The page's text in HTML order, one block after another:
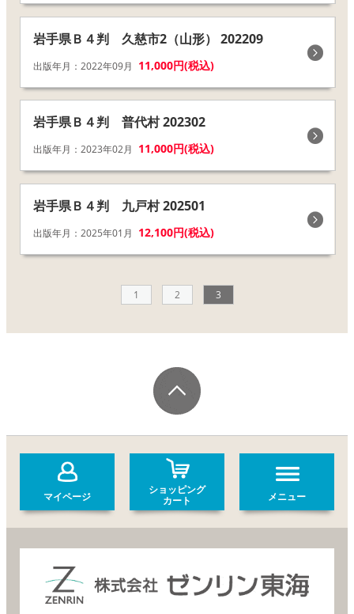
岩手県Ｂ４判 久慈市2（山形） 202209
出版年月：2022年09月 11,000円(税込)
岩手県Ｂ４判 普代村 202302
出版年月：2023年02月 11,000円(税込)
岩手県Ｂ４判 九戸村 202501
出版年月：2025年01月 12,100円(税込)
1 2 3
マイページ
ショッピング
カート
メニュー